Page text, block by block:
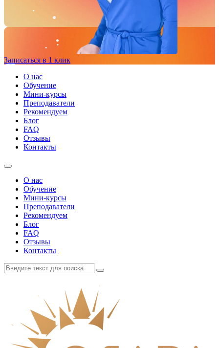
Записаться в 1 клик
О нас
Обучение
Мини-курсы
Преподаватели
Рекомендуем
Блог
FAQ
Отзывы
Контакты
О нас
Обучение
Мини-курсы
Преподаватели
Рекомендуем
Блог
FAQ
Отзывы
Контакты